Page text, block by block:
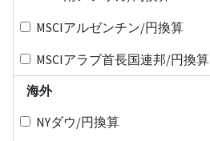
MSCIアルゼンチン/円換算
MSCIアラブ首長国連邦/円換算
海外
NYダウ/円換算